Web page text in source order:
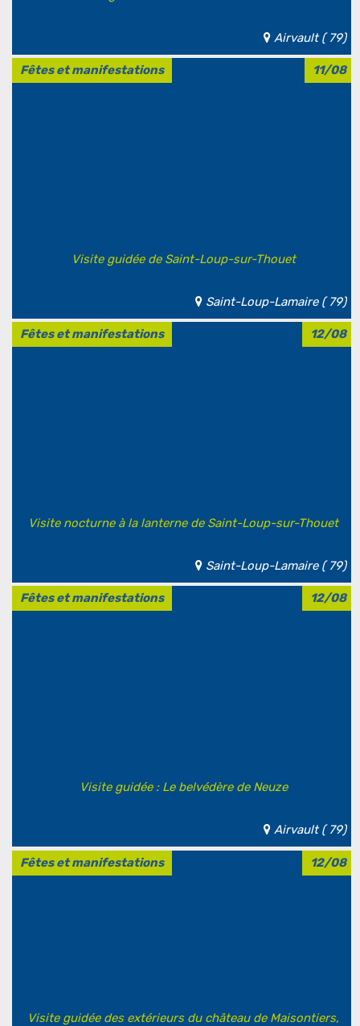
Airvault ( 79)
11/08
Fêtes et manifestations
Visite guidée de Saint-Loup-sur-Thouet
Saint-Loup-Lamaire ( 79)
12/08
Fêtes et manifestations
Visite nocturne à la lanterne de Saint-Loup-sur-Thouet
Saint-Loup-Lamaire ( 79)
12/08
Fêtes et manifestations
Visite guidée : Le belvédère de Neuze
Airvault ( 79)
12/08
Fêtes et manifestations
Visite guidée des extérieurs du château de Maisontiers,